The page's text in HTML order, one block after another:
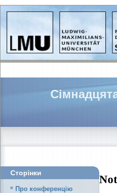
Сторінки
Про конференцію